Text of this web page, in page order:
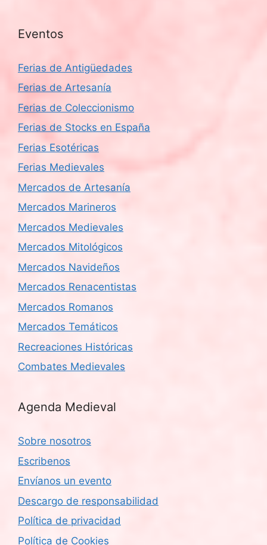
Eventos
Ferias de Antigüedades
Ferias de Artesanía
Ferias de Coleccionismo
Ferias de Stocks en España
Ferias Esotéricas
Ferias Medievales
Mercados de Artesanía
Mercados Marineros
Mercados Medievales
Mercados Mitológicos
Mercados Navideños
Mercados Renacentistas
Mercados Romanos
Mercados Temáticos
Recreaciones Históricas
Combates Medievales
Agenda Medieval
Sobre nosotros
Escribenos
Envíanos un evento
Descargo de responsabilidad
Política de privacidad
Política de Cookies